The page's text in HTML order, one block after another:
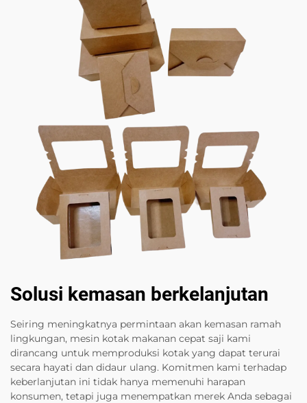
Solusi kemasan berkelanjutan
Seiring meningkatnya permintaan akan kemasan ramah
lingkungan, mesin kotak makanan cepat saji kami
dirancang untuk memproduksi kotak yang dapat terurai
secara hayati dan didaur ulang. Komitmen kami terhadap
keberlanjutan ini tidak hanya memenuhi harapan
konsumen, tetapi juga menempatkan merek Anda sebagai